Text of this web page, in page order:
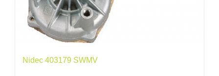
Nidec 403179 SWMV